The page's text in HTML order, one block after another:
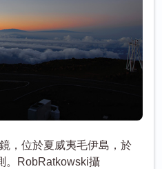
，位於夏威夷毛伊島，於
。RobRatkowski攝